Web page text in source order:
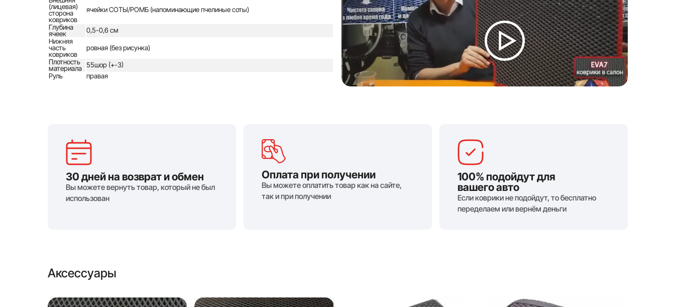
(лицевая)
сторона
ковриков
ячейки СОТЫ/РОМБ (напоминающие пчелиные соты)
Глубина
ячеек
0,5-0,6 см
Нижняя
часть
ковриков
ровная (без рисунка)
Плотность
материала
55шор (+-3)
Руль
правая
30 дней на возврат и обмен
Вы можете вернуть товар, который не был
использован
Оплата при получении
Вы можете оплатить товар как на сайте,
так и при получении
100% подойдут для
вашего авто
Если коврики не подойдут, то бесплатно
переделаем или вернём деньги
Аксессуары